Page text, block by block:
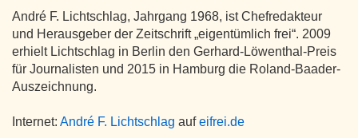
André F. Lichtschlag, Jahrgang 1968, ist Chefredakteur
und Herausgeber der Zeitschrift „eigentümlich frei“. 2009
erhielt Lichtschlag in Berlin den Gerhard-Löwenthal-Preis
für Journalisten und 2015 in Hamburg die Roland-Baader-
Auszeichnung.
Internet: André F. Lichtschlag aufeifrei.de